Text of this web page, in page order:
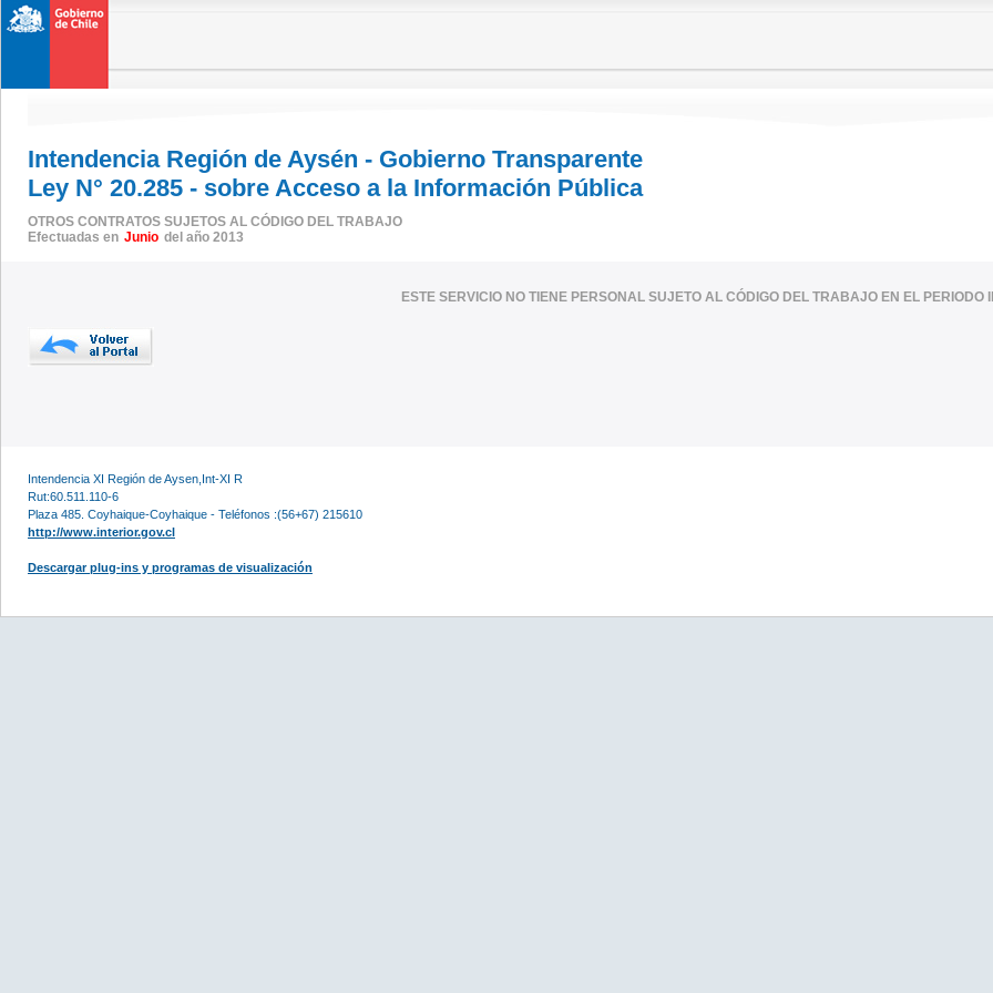
Intendencia Región de Aysén - Gobierno Transparente
Ley N° 20.285 - sobre Acceso a la Información Pública
OTROS CONTRATOS SUJETOS AL CÓDIGO DEL TRABAJO
Efectuadas en Junio del año 2013
ESTE SERVICIO NO TIENE PERSONAL SUJETO AL CÓDIGO DEL TRABAJO EN EL PERIODO
Intendencia XI Región de Aysen,Int-XI R
Rut:60.511.110-6
Plaza 485. Coyhaique-Coyhaique - Teléfonos :(56+67) 215610
http://www.interior.gov.cl
Descargar plug-ins y programas de visualización